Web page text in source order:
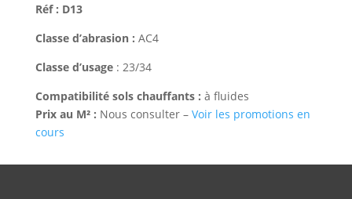
Réf : D13
Classe d’abrasion : AC4
Classe d’usage: 23/34
Compatibilité sols chauffants : à fluides
Prix au M² : Nous consulter – Voir les promotions en
cours